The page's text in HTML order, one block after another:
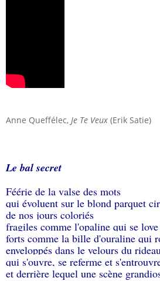
Anne Queffélec, Je Te Veux (Erik Satie)
Le bal secret
Féérie de la valse des mots
qui évoluent sur le blond parquet
de nos jours coloriés
fragiles comme l'opaline qui se
forts comme la bille d'ouraline qui
enveloppés dans le velours du
qui s'ouvre, se referme et
et derrière lequel une scène